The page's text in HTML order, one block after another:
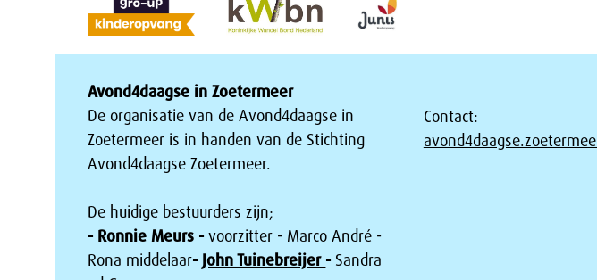
Avond4daagse in Zoetermeer
De organisatie van de Avond4daagse in
Zoetermeer is in handen van de Stichting
Avond4daagse Zoetermeer.
De huidige bestuurders zijn;
- Ronnie Meurs -voorzitter - Marco André -
Rona middelaar-John Tuinebreijer - Sandra
Contact: